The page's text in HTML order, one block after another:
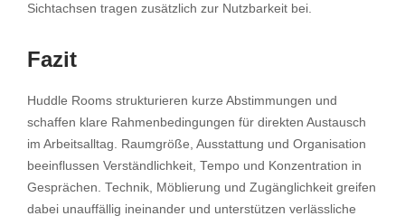
Sichtachsen tragen zusätzlich zur Nutzbarkeit bei.
Fazit
Huddle Rooms strukturieren kurze Abstimmungen und
schaffen klare Rahmenbedingungen für direkten Austausch
im Arbeitsalltag. Raumgröße, Ausstattung und Organisation
beeinflussen Verständlichkeit, Tempo und Konzentration in
Gesprächen. Technik, Möblierung und Zugänglichkeit greifen
dabei unauffällig ineinander und unterstützen verlässliche